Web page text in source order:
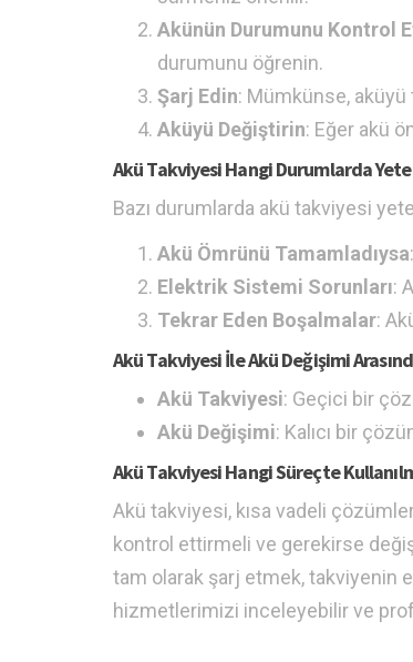
Akünün Durumunu Kontrol
durumunu öğrenin.
Şarj Edin: Mümkünse, aküyü
Aküyü Değiştirin: Eğer akü
Akü Takviyesi Hangi Durumlarda
Bazı durumlarda akü takviyesi
Akü Ömrünü Tamamladıysa
Elektrik Sistemi Sorunları:
Tekrar Eden Boşalmalar:
Akü Takviyesi İle Akü Değişimi
Akü Takviyesi: Geçici bir
Akü Değişimi: Kalıcı bir
Akü Takviyesi Hangi Süreçte
Akü takviyesi, kısa vadeli
kontrol ettirmeli ve gerekirse
tam olarak şarj etmek, takviyenin
hizmetlerimizi inceleyebilir ve